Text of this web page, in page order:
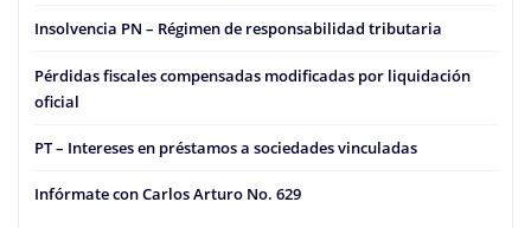
Insolvencia PN – Régimen de responsabilidad tributaria
Pérdidas fiscales compensadas modificadas por liquidación
oficial
PT – Intereses en préstamos a sociedades vinculadas
Infórmate con Carlos Arturo No. 629